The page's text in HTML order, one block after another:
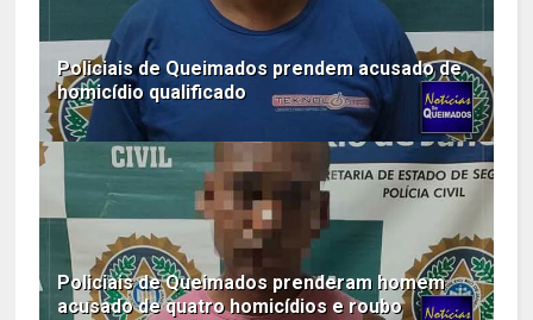
Policiais de Queimados prendem acusado de
homicídio qualificado
Policiais de Queimados prenderam homem
acusado de quatro homicídios e roubo